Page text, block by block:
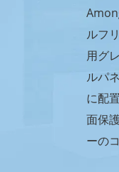
ルフ
用グ
ルパ
に配
面保
ーの